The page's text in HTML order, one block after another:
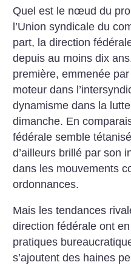
Quel est le nœud du
l’Union syndicale du
part, la direction
depuis au moins dix
première, emmenée
moteur dans
dynamisme dans la
dimanche. En
fédérale semble
d’ailleurs brillé par son
dans les mouvements
ordonnances.
Mais les tendances
direction fédérale ont
pratiques
s’ajoutent des haines